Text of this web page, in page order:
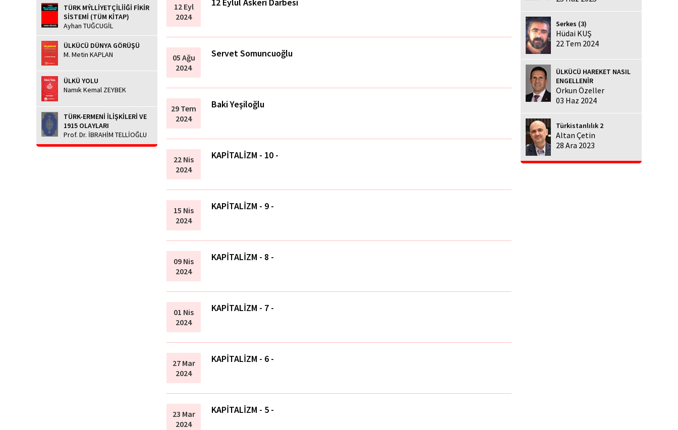
TÜRK MÝLLİYETÇİLİİĞİ FİKİR
SİSTEMİ (TÜM KİTAP)
Ayhan TUĞCUGİL
ÜLKÜCÜ DÜNYA GÖRÜŞÜ
M. Metin KAPLAN
ÜLKÜ YOLU
Namık Kemal ZEYBEK
TÜRK-ERMENİ İLİŞKİLERİ VE
1915 OLAYLARI
Prof. Dr. İBRAHİM TELLİOĞLU
12 Eyl
2024
05 Ağu
2024
Servet Somuncuoğlu
29 Tem
2024
Baki Yeşiloğlu
22 Nis
2024
KAPİTALİZM - 10 -
15 Nis
2024
KAPİTALİZM - 9 -
09 Nis
2024
KAPİTALİZM - 8 -
01 Nis
2024
KAPİTALİZM - 7 -
27 Mar
2024
KAPİTALİZM - 6 -
23 Mar
2024
KAPİTALİZM - 5 -
Serkes (3)
Hüdai KUŞ
22 Tem 2024
ÜLKÜCÜ HAREKET NASIL
ENGELLENİR
Orkun Özeller
03 Haz 2024
Türkistanlılık 2
Altan Çetin
28 Ara 2023